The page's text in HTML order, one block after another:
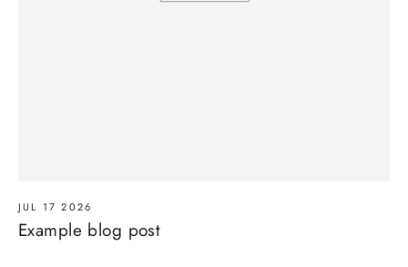
JUL 17 2026
Example blog post